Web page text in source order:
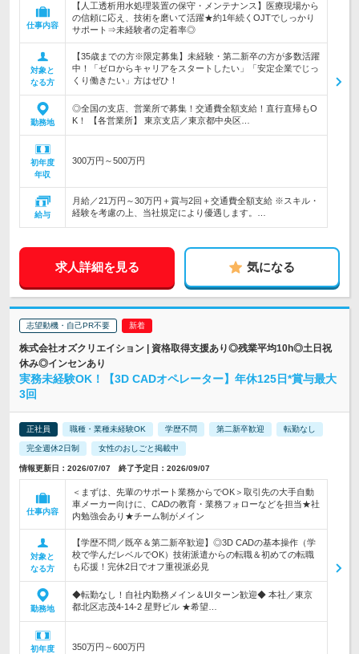
仕事内容
【人工透析用水処理装置の保守・メンテナンス】医療現場から
の信頼に応え、技術を磨いて活躍★約1年続くOJTでしっかり
サポート⇒未経験者の定着率◎
対象と
なる方
【35歳までの方※限定募集】未経験・第二新卒の方が多数活躍
中！「ゼロからキャリアをスタートしたい」「安定企業でじっ
くり働きたい」方はぜひ！
勤務地
◎全国の支店、営業所で募集！交通費全額支給！直行直帰もO
K！ 【各営業所】 東京支店／東京都中央区…
初年度
年収
300万円～500万円
給与
月給／21万円～30万円＋賞与2回＋交通費全額支給 ※スキル・
経験を考慮の上、当社規定により優遇します。…
求人詳細を見る 気になる
志望動機・自己PR不要
株式会社オズクリエイション | 資格取得支援あり◎残業平均10h◎土日祝
休み◎インセンあり
実務未経験OK！【3D CADオペレーター】年休125日*賞与最大
3回
正社員 職種・業種未経験OK 学歴不問 第二新卒歓迎 転勤なし
完全週休2日制 女性のおしごと掲載中
情報更新日：2026/07/07 終了予定日：2026/09/07
仕事内容
＜まずは、先輩のサポート業務からでOK＞取引先の大手自動
車メーカー向けに、CADの教育・業務フォローなどを担当★社
内勉強会あり★チーム制がメイン
対象と
なる方
【学歴不問／既卒＆第二新卒歓迎】◎3D CADの基本操作（学
校で学んだレベルでOK）技術派遣からの転職＆初めての転職
も応援！完休2日でオフ重視派必見
勤務地
◆転勤なし！自社内勤務メイン＆UIターン歓迎◆ 本社／東京
都北区志茂4-14-2 星野ビル ★希望…
初年度
350万円～600万円